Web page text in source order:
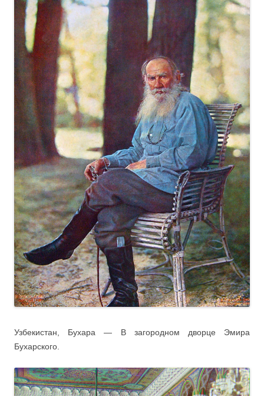
Узбекистан, Бухара — В загородном дворце Эмира
Бухарского.